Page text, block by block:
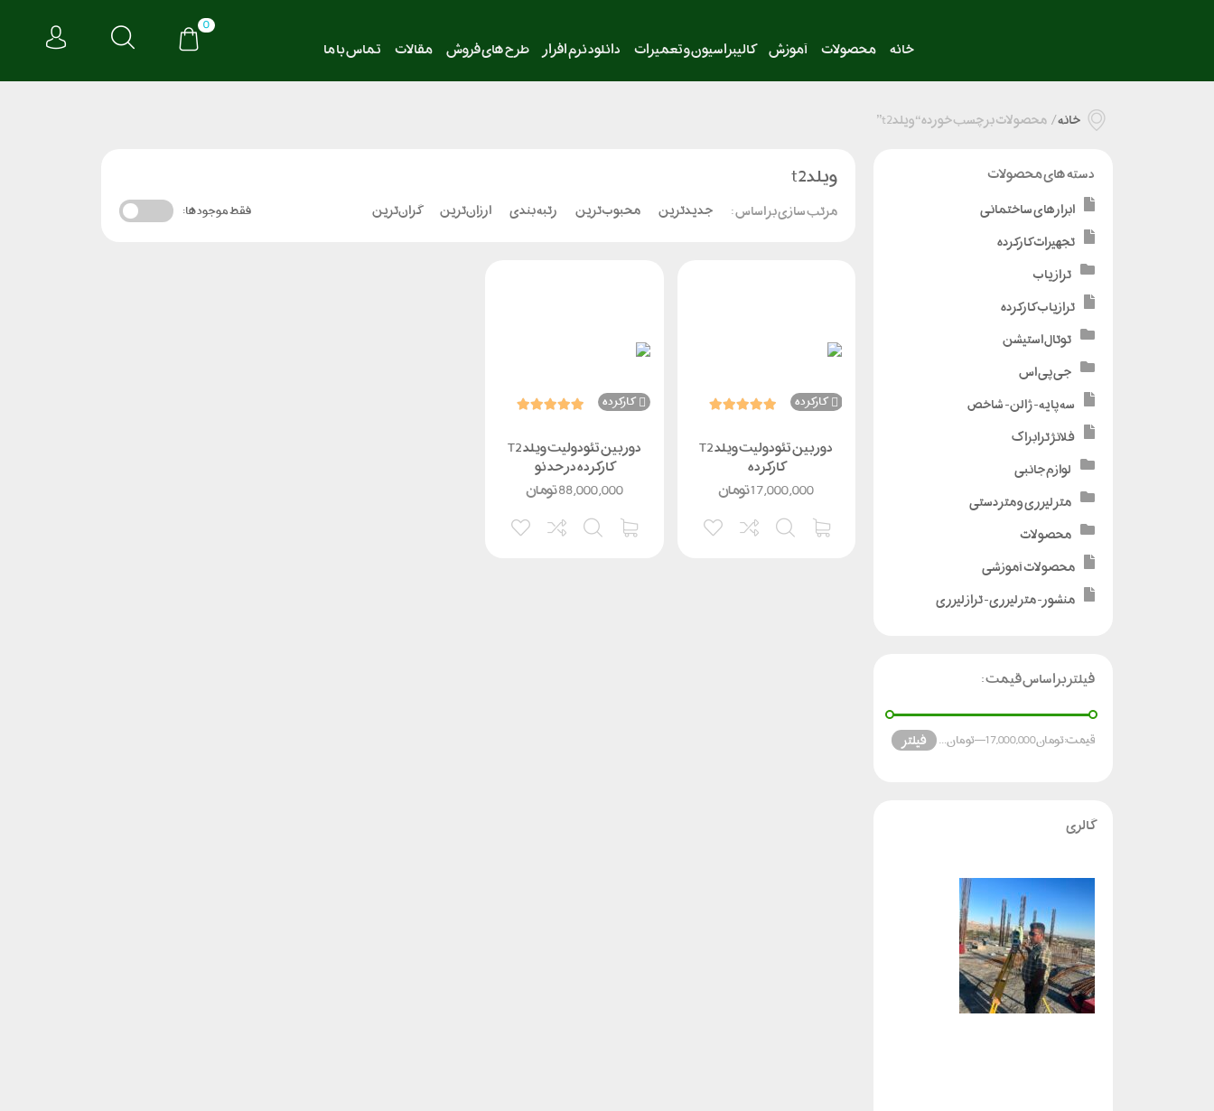
خانه محصولات آموزش کالیبراسیون و تعمیرات دانلود نرم افزار طرح های فروش مقالات تماس با ما
0
خانه/ محصولات برچسب خورده “ویلدt2”
ویلدt2
مرتب سازی بر اساس : جدیدترین محبوب‌ترین رتبه بندی ارزان‌ترین گران‌ترین فقط موجود ها:
کارکرده
دوربین تئودولیت ویلد T2
کارکرده
تومان17,000,000
کارکرده
دوربین تئودولیت ویلد T2
کارکرده در حد نو
تومان88,000,000
دسته های محصولات
ابزارهای ساختمانی
تجهیزات کارکرده
تراز یاب
ترازیاب کارکرده
توتال استیشن
جی پی اس
سه پایه - ژالن - شاخص
فلانژ ترابراک
لوازم جانبی
متر لیزری و متر دستی
محصولات
محصولات آموزشی
منشور - متر لیزری - تراز لیزری
فیلتر براساس قیمت :
فیلتر قیمت:تومان 17,000,000 —تومان 88,000,000
گالری